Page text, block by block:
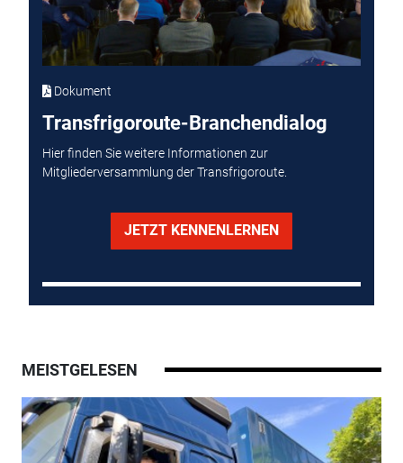
Dokument
Transfrigoroute-Branchendialog
Hier finden Sie weitere Informationen zur
Mitgliederversammlung der Transfrigoroute.
JETZT KENNENLERNEN
MEISTGELESEN